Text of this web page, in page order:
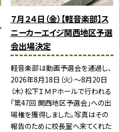
７月２４日（金）【軽音楽部】ス
ニーカーエイジ関西地区予選
会出場決定
軽音楽部は動画予選会を通過し、
2026年8月18日（火）～8月20日
（木）松下ＩＭＰホールで行われる
「第47回 関西地区予選会」への出
場権を獲得しました。写真はその
報告のために校長室へ来てくれた